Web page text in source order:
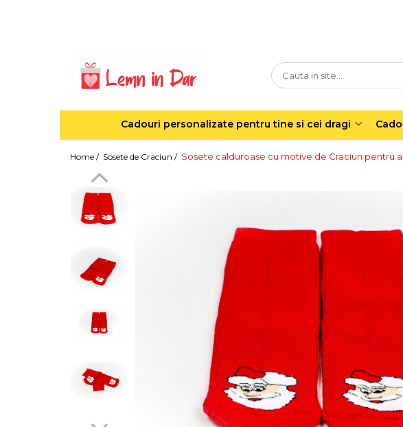
Agende din lemn
Decoratiuni pentru cei dragi
Decoratiuni cu peisaje de iarna
Magneti de Craciun
Jucarii din lemn
Diplome si Plachete
Cadouri personalizate pentru tine si cei dragi
Home / Sosete de Craciun / Sosete calduroase cu motive de Craciun pentru